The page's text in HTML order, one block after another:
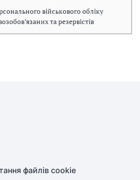
військового обліку
та резервістів
файлів cookie